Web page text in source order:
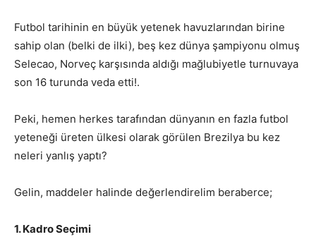
Futbol tarihinin en büyük yetenek havuzlarından birine
sahip olan (belki de ilki), beş kez dünya şampiyonu olmuş
Selecao, Norveç karşısında aldığı mağlubiyetle turnuvaya
son 16 turunda veda etti!.
Peki, hemen herkes tarafından dünyanın en fazla futbol
yeteneği üreten ülkesi olarak görülen Brezilya bu kez
neleri yanlış yaptı?
Gelin, maddeler halinde değerlendirelim beraberce;
1. Kadro Seçimi